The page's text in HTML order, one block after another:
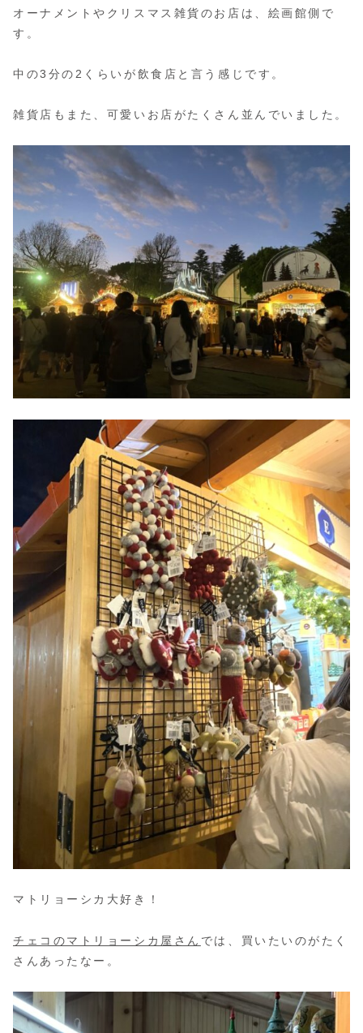
オーナメントやクリスマス雑貨のお店は、絵画館側で
す。
中の3分の2くらいが飲食店と言う感じです。
雑貨店もまた、可愛いお店がたくさん並んでいました。
マトリョーシカ大好き！
チェコのマトリョーシカ屋さん では、買いたいのがたく
さんあったなー。